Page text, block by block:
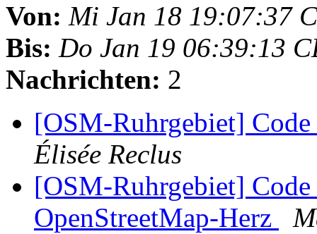
Von: Mi Jan 18 19:07:37
Bis: Do Jan 19 06:39:13
Nachrichten: 2
[OSM-Ruhrgebiet]
Élisée Reclus
[OSM-Ruhrgebiet]
OpenStreetMap-Herz